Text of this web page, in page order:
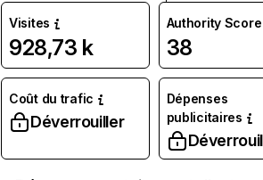
Visites
928,73 k
Authority Score
38
Coût du trafic
Déverrouiller
Dépenses
publicitaires